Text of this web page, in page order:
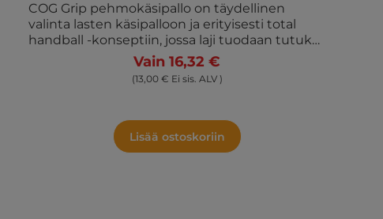
COG Grip pehmokäsipallo on täydellinen
valinta lasten käsipalloon ja erityisesti total
handball -konseptiin, jossa laji tuodaan tutuksi
nuorimmille pelaajille. Pallon halkaisija on 15
cm ja paino 140 g, mikä tekee siitä kevyen ja
helpon käsitellä lapsille. Dragonskinpäällysteen
markkinoiden vahvimmista pehmopalloista.
Pallo on suunniteltu lasten leikkiin ja
harjoitteluun ja soveltuu monipuolisesti
Vain 16,32 €
(13,00 € Ei sis. ALV )
Lisää ostoskoriin